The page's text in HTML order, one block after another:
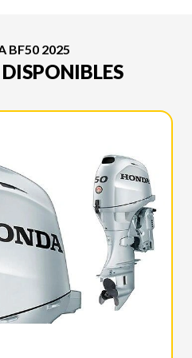
BF50 2025